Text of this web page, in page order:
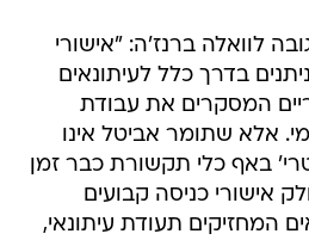
המסקרים את עבודת
אלא שתומר אביטל אינו
באף כלי תקשורת כבר זמן
אישורי כניסה קבועים
המחזיקים תעודת עיתונאי,
על הכנסת ופעילותה.
בכנסת וכמה עשרות אישורים